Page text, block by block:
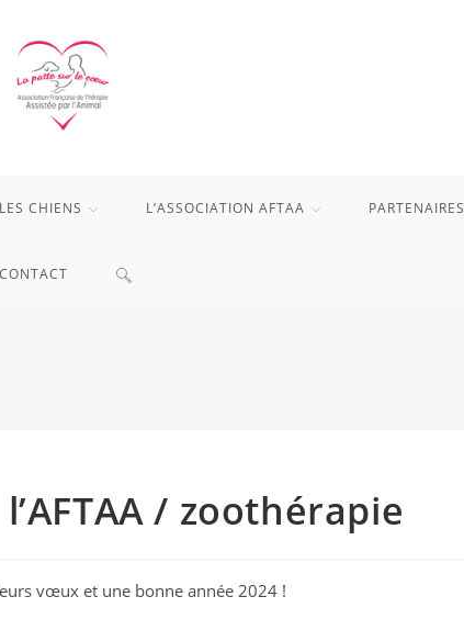
LES CHIENS L’ASSOCIATION AFTAA PARTENAIRES
CONTACT TOGGLE
/ zoothérapie
vœux et une bonne année 2024 !